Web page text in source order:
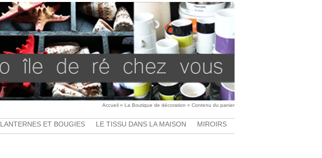
Accueil » La Boutique de décoration » Contenu du panier
LANTERNES ET BOUGIES LE TISSU DANS LA MAISON
MIROIRS